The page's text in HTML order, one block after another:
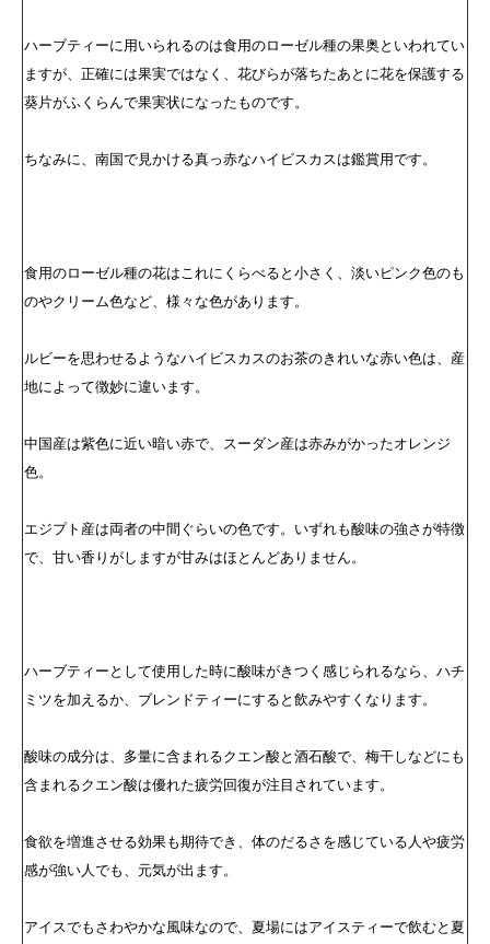
ハーブティーに用いられるのは食用のローゼル種の果奥といわれてい
ますが、正確には果実ではなく、花びらが落ちたあとに花を保護する
葵片がふくらんで果実状になったものです。
ちなみに、南国で見かける真っ赤なハイビスカスは鑑賞用です。
食用のローゼル種の花はこれにくらべると小さく、淡いピンク色のも
のやクリーム色など、様々な色があります。
ルビーを思わせるようなハイビスカスのお茶のきれいな赤い色は、産
地によって徴妙に違います。
中国産は紫色に近い暗い赤で、スーダン産は赤みがかったオレンジ
色。
エジプト産は両者の中間ぐらいの色です。いずれも酸味の強さが特徴
で、甘い香りがしますが甘みはほとんどありません。
ハーブティーとして使用した時に酸味がきつく感じられるなら、ハチ
ミツを加えるか、ブレンドティーにすると飲みやすくなります。
酸味の成分は、多量に含まれるクエン酸と酒石酸で、梅干しなどにも
含まれるクエン酸は優れた疲労回復が注目されています。
食欲を増進させる効果も期待でき、体のだるさを感じている人や疲労
感が強い人でも、元気が出ます。
アイスでもさわやかな風味なので、夏場にはアイスティーで飲むと夏